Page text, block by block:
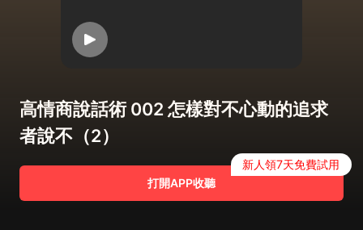
高情商說話術 002 怎樣對不心動的追求
者說不（2）
打開APP收聽
新人領7天免費試用